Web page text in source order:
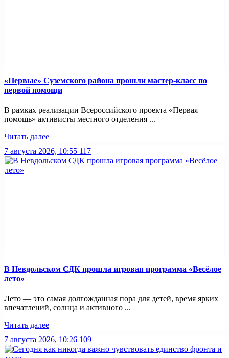
«Первые» Суземского района прошли мастер-класс по
первой помощи
В рамках реализации Всероссийского проекта «Первая
помощь» активисты местного отделения ...
Читать далее
7 августа 2026, 10:55 117
В Невдольском СДК прошла игровая программа «Весёлое
лето»
Лето — это самая долгожданная пора для детей, время ярких
впечатлений, солнца и активного ...
Читать далее
7 августа 2026, 10:26 109